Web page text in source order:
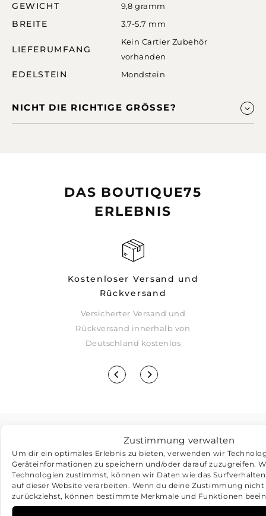
Zustimmung verwalten
Um dir ein optimales Erlebnis zu bieten, verwenden wir
Geräteinformationen zu speichern und/oder darauf zuzugreifen.
Technologien zustimmst, können wir Daten wie das
auf dieser Website verarbeiten. Wenn du deine Zustimmung
zurückziehst, können bestimmte Merkmale und Funktionen
GEWICHT 9,8 gramm
BREITE 3.7-5.7 mm
LIEFERUMFANG
Kein Cartier Zubehör
vorhanden
EDELSTEIN Mondstein
NICHT DIE RICHTIGE GRÖSSE?
DAS BOUTIQUE75
ERLEBNIS
Kostenloser Versand und
Rückversand
Versicherter Versand und
Rückversand innerhalb von
Deutschland kostenlos
WEITERE
SCHMUCKSTÜCKE